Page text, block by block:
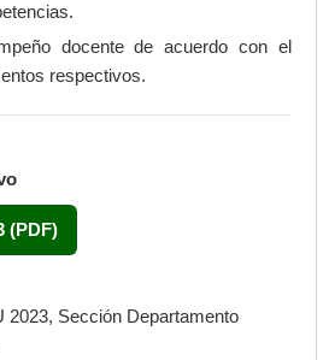
docente de acuerdo con el
respectivos.
(PDF)
2023, Sección Departamento